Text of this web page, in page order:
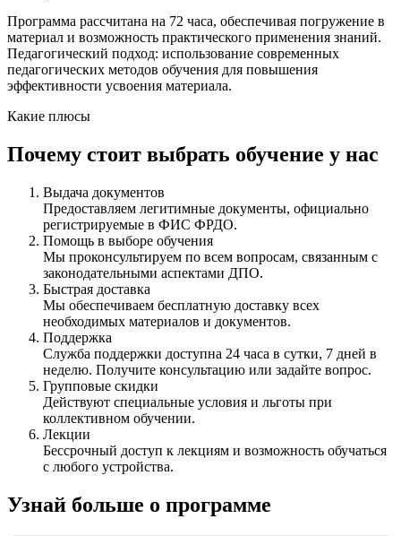
Программа рассчитана на 72 часа, обеспечивая погружение в
материал и возможность практического применения знаний.
Педагогический подход: использование современных
педагогических методов обучения для повышения
эффективности усвоения материала.
Какие плюсы
Почему стоит выбрать обучение у нас
Выдача документов
Предоставляем легитимные документы, официально
регистрируемые в ФИС ФРДО.
Помощь в выборе обучения
Мы проконсультируем по всем вопросам, связанным с
законодательными аспектами ДПО.
Быстрая доставка
Мы обеспечиваем бесплатную доставку всех
необходимых материалов и документов.
Поддержка
Служба поддержки доступна 24 часа в сутки, 7 дней в
неделю. Получите консультацию или задайте вопрос.
Групповые скидки
Действуют специальные условия и льготы при
коллективном обучении.
Лекции
Бессрочный доступ к лекциям и возможность обучаться
с любого устройства.
Узнай больше о программе